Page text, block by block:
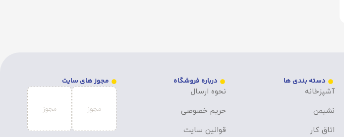
دسته بندی ها
آشپزخانه
نشیمن
اتاق کار
درباره فروشگاه
نحوه ارسال
حریم خصوصی
قوانین سایت
مجوز های سایت